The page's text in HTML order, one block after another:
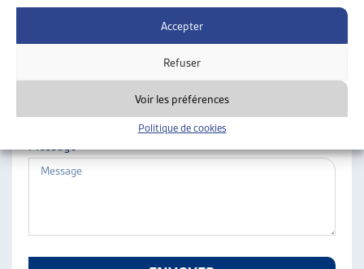
Accepter
Refuser
Voir les préférences
Politique de cookies